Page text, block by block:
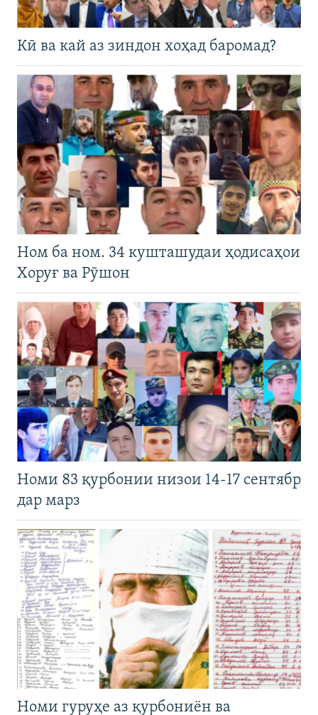
Кӣ ва кай аз зиндон хоҳад баромад?
Ном ба ном. 34 кушташудаи ҳодисаҳои
Хоруғ ва Рӯшон
Номи 83 қурбонии низои 14-17 сентябр
дар марз
Номи гуруҳе аз қурбониён ва